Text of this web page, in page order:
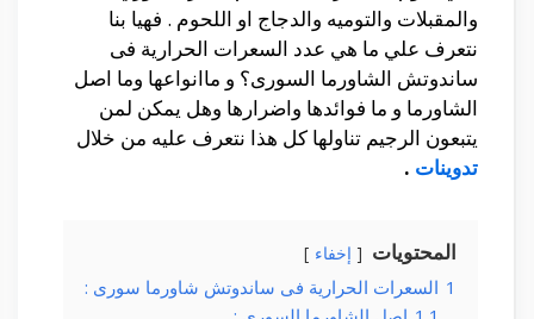
والمقبلات والتوميه والدجاج او اللحوم . فهيا بنا
نتعرف علي ما هي عدد السعرات الحرارية فى
ساندوتش الشاورما السورى؟ و ماانواعها وما اصل
الشاورما و ما فوائدها واضرارها وهل يمكن لمن
يتبعون الرجيم تناولها كل هذا نتعرف عليه من خلال
تدوينات .
المحتويات إخفاء
1 السعرات الحرارية فى ساندوتش شاورما سورى :